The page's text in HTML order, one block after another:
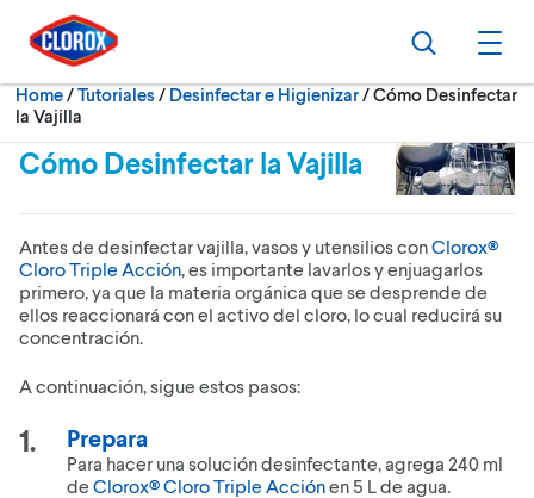
Skip to main navigation
Skip to content
Skip to footer
Search
Home/Tutoriales Desinfectar e Higienizar Current:
Cómo Desinfectar
la Vajilla
Cómo Desinfectar la Vajilla
Antes de desinfectar vajilla, vasos y utensilios conClorox®
Cloro Triple Acción, es importante lavarlos y enjuagarlos
primero, ya que la materia orgánica que se desprende de
ellos reaccionará con el activo del cloro, lo cual reducirá su
concentración.
A continuación, sigue estos pasos:
Prepara
Para hacer una solución desinfectante, agrega 240 ml
de Clorox® Cloro Triple Acciónen 5 L de agua.